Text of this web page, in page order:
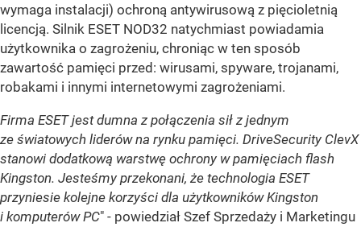
wymaga instalacji) ochroną antywirusową z pięcioletnią
licencją. Silnik ESET NOD32 natychmiast powiadamia
użytkownika o zagrożeniu, chroniąc w ten sposób
zawartość pamięci przed: wirusami, spyware, trojanami,
robakami i innymi internetowymi zagrożeniami.
Firma ESET jest dumna z połączenia sił z jednym
ze światowych liderów na rynku pamięci. DriveSecurity ClevX
stanowi dodatkową warstwę ochrony w pamięciach flash
Kingston. Jesteśmy przekonani, że technologia ESET
przyniesie kolejne korzyści dla użytkowników Kingston
i komputerów PC" - powiedział Szef Sprzedaży i Marketingu